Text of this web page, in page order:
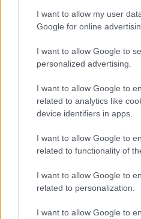
I want to allow my user
Google for online
I want to allow Google to
personalized advertising.
I want to allow Google to
related to analytics like
device identifiers in apps.
I want to allow Google to
related to functionality of
I want to allow Google to
related to personalization.
I want to allow Google to
Új és Használt GSM kiemelt
Nyugati